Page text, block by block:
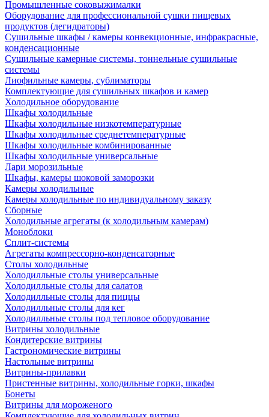
Промышленные соковыжималки
Оборудование для профессиональной сушки пищевых
продуктов (дегидраторы)
Сушильные шкафы / камеры конвекционные, инфракрасные,
конденсационные
Сушильные камерные системы, тоннельные сушильные
системы
Лиофильные камеры, сублиматоры
Комплектующие для сушильных шкафов и камер
Холодильное оборудование
Шкафы холодильные
Шкафы холодильные низкотемпературные
Шкафы холодильные среднетемпературные
Шкафы холодильные комбинированные
Шкафы холодильные универсальные
Лари морозильные
Шкафы, камеры шоковой заморозки
Камеры холодильные
Камеры холодильные по индивидуальному заказу
Сборные
Холодильные агрегаты (к холодильным камерам)
Моноблоки
Сплит-системы
Агрегаты компрессорно-конденсаторные
Столы холодильные
Холодилльные столы универсальные
Холодилльные столы для салатов
Холодилльные столы для пиццы
Холодилльные столы для кег
Холодилльные столы под тепловое оборудование
Витрины холодильные
Кондитерские витрины
Гастрономические витрины
Настольные витрины
Витрины-прилавки
Пристенные витрины, холодильные горки, шкафы
Бонеты
Витрины для мороженого